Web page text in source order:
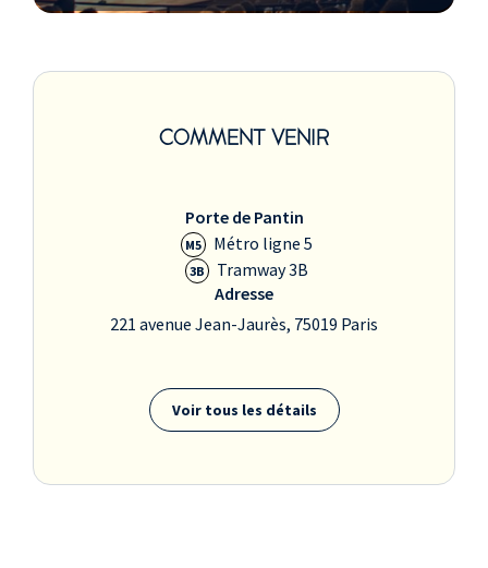
COMMENT VENIR
Porte de Pantin
M5 Métro ligne 5
3B
Tramway 3B
Adresse
221 avenue Jean-Jaurès, 75019 Paris
Voir tous les détails